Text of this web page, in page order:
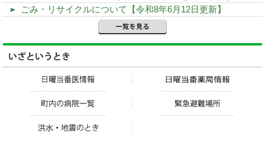
ごみ・リサイクルについて【令和8年6月12日更新】